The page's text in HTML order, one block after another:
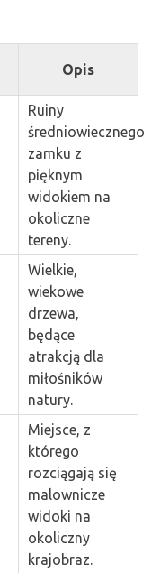
Opis
Ruiny
średniowiecznego
zamku z
pięknym
widokiem na
okoliczne
tereny.
Wielkie,
wiekowe
drzewa,
będące
atrakcją dla
miłośników
natury.
Miejsce, z
którego
rozciągają się
malownicze
widoki na
okoliczny
krajobraz.